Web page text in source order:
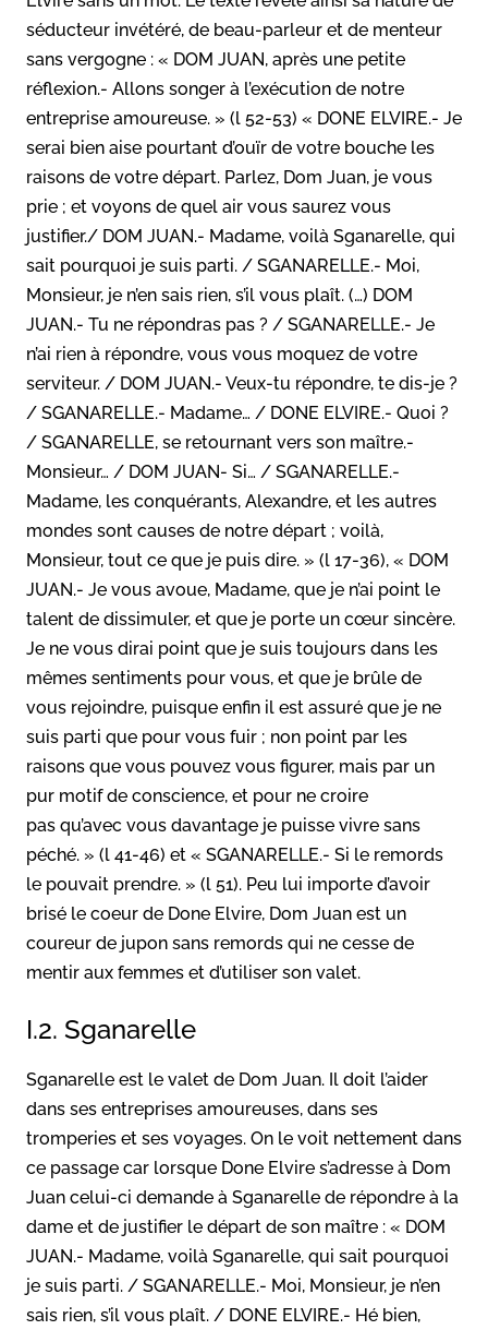
séducteur invétéré, de beau-parleur et de menteur
sans vergogne : « DOM JUAN, après une petite
réflexion.- Allons songer à l’exécution de notre
entreprise amoureuse. » (l 52-53) « DONE ELVIRE.- Je
serai bien aise pourtant d’ouïr de votre bouche les
raisons de votre départ. Parlez, Dom Juan, je vous
prie ; et voyons de quel air vous saurez vous
justifier./ DOM JUAN.- Madame, voilà Sganarelle, qui
sait pourquoi je suis parti. / SGANARELLE.- Moi,
Monsieur, je n’en sais rien, s’il vous plaît. (…) DOM
JUAN.- Tu ne répondras pas ? / SGANARELLE.- Je
n’ai rien à répondre, vous vous moquez de votre
serviteur. / DOM JUAN.- Veux-tu répondre, te dis-je ?
/ SGANARELLE.- Madame… / DONE ELVIRE.- Quoi ?
/ SGANARELLE, se retournant vers son maître.-
Monsieur… / DOM JUAN- Si… / SGANARELLE.-
Madame, les conquérants, Alexandre, et les autres
mondes sont causes de notre départ ; voilà,
Monsieur, tout ce que je puis dire. » (l 17-36), « DOM
JUAN.- Je vous avoue, Madame, que je n’ai point le
talent de dissimuler, et que je porte un cœur sincère.
Je ne vous dirai point que je suis toujours dans les
mêmes sentiments pour vous, et que je brûle de
vous rejoindre, puisque enfin il est assuré que je ne
suis parti que pour vous fuir ; non point par les
raisons que vous pouvez vous figurer, mais par un
pur motif de conscience, et pour ne croire
pas qu’avec vous davantage je puisse vivre sans
péché. » (l 41-46) et « SGANARELLE.- Si le remords
le pouvait prendre. » (l 51). Peu lui importe d’avoir
brisé le coeur de Done Elvire, Dom Juan est un
coureur de jupon sans remords qui ne cesse de
mentir aux femmes et d’utiliser son valet.
I.2. Sganarelle
Sganarelle est le valet de Dom Juan. Il doit l’aider
dans ses entreprises amoureuses, dans ses
tromperies et ses voyages. On le voit nettement dans
ce passage car lorsque Done Elvire s’adresse à Dom
Juan celui-ci demande à Sganarelle de répondre à la
dame et de justifier le départ de son maître : « DOM
JUAN.- Madame, voilà Sganarelle, qui sait pourquoi
je suis parti. / SGANARELLE.- Moi, Monsieur, je n’en
sais rien, s’il vous plaît. / DONE ELVIRE.- Hé bien,